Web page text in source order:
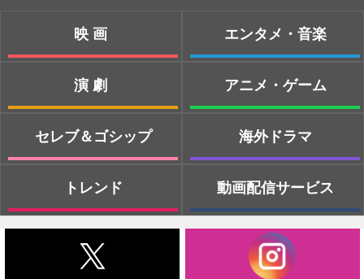
映画
演劇
セレブ＆ゴシップ
トレンド
エンタメ・音楽
アニメ・ゲーム
海外ドラマ
動画配信サービス